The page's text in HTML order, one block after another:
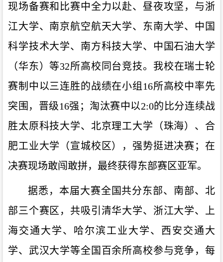
现场备赛和比赛中全力以赴、昼夜攻坚， 与浙
江大学、南京航空航天大学、东南大学、中国
科学技术大学、南方科技大学、中国石油大学
（华东）等32所高校同台竞技。 我校在瑞士轮
赛制中 以三连胜的战绩在小组 16所高校中率先
突围，晋级16强 ； 淘汰赛中以2:0的比分连续战
胜太原科技大学、 北京理工大学（珠海） 、 合
肥工业大学（宣城校区 ），强势挺进决赛 ； 在
决赛现场敢闯敢拼，最终获得东部赛区亚军。
据悉，本届大赛全国共分东部、南部、北
部三个赛区，共吸引 清华大学、 浙江大学、上
海交通大学、哈尔滨工业大学、西安交通大
学、 武汉大学等全国百余所高校参与竞争，每